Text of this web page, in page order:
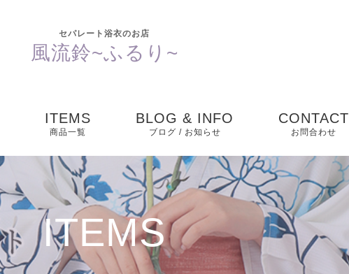
セパレート浴衣のお店
風流鈴~ふるり~
ITEMS
商品一覧
BLOG & INFO
ブログ / お知らせ
お知らせ
ブログ
ピックアップ
CONTACT
お問合わせ
ITEMS